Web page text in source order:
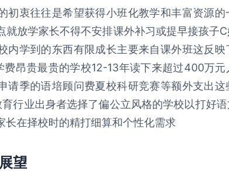
初衷往往是希望获得小班化教学和丰富资源
就放学家长不得不安排课外补习或提早接孩子
内学到的东西有限成长主要来自课外班这反
费昂贵最贵的学校12-13年读下来超过400万
请季的语培顾问费夏校科研竞赛等额外支出
行业出身者选择了偏公立风格的学校以打好
长在择校时的精打细算和个性化需求
望